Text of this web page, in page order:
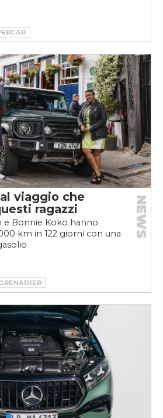
viaggio che
ragazzi
e Bonnie Koko hanno
km in 122 giorni con una
NEWS